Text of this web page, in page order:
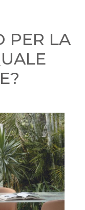
PER LA